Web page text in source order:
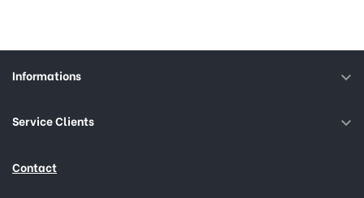
Informations 
Service Clients 
Contact